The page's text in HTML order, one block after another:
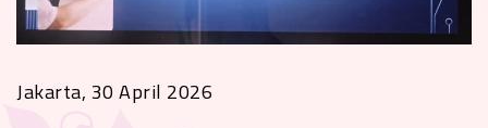
Jakarta, 30 April 2026